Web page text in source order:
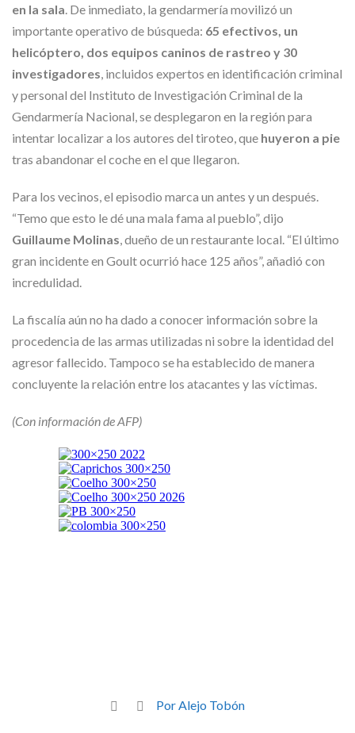
en la sala. De inmediato, la gendarmería movilizó un
importante operativo de búsqueda: 65 efectivos, un
helicóptero, dos equipos caninos de rastreo y 30
investigadores, incluidos expertos en identificación criminal
y personal del Instituto de Investigación Criminal de la
Gendarmería Nacional, se desplegaron en la región para
intentar localizar a los autores del tiroteo, que huyeron a pie
tras abandonar el coche en el que llegaron.
Para los vecinos, el episodio marca un antes y un después.
“Temo que esto le dé una mala fama al pueblo”, dijo
Guillaume Molinas, dueño de un restaurante local. “El último
gran incidente en Goult ocurrió hace 125 años”, añadió con
incredulidad.
La fiscalía aún no ha dado a conocer información sobre la
procedencia de las armas utilizadas ni sobre la identidad del
agresor fallecido. Tampoco se ha establecido de manera
concluyente la relación entre los atacantes y las víctimas.
(Con información de AFP)
Por Alejo Tobón